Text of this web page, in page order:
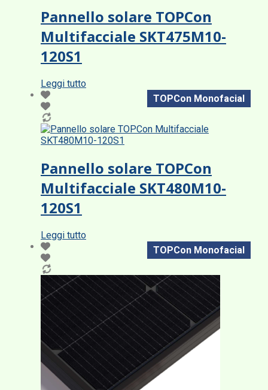
Pannello solare TOPCon
Multifacciale SKT475M10-
120S1
Leggi tutto
Pannello solare TOPCon
Multifacciale SKT480M10-
120S1
Leggi tutto
TOPCon Monofacial
TOPCon Monofacial